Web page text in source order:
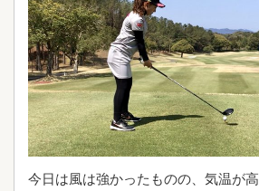
今日は風は強かったものの、気温が